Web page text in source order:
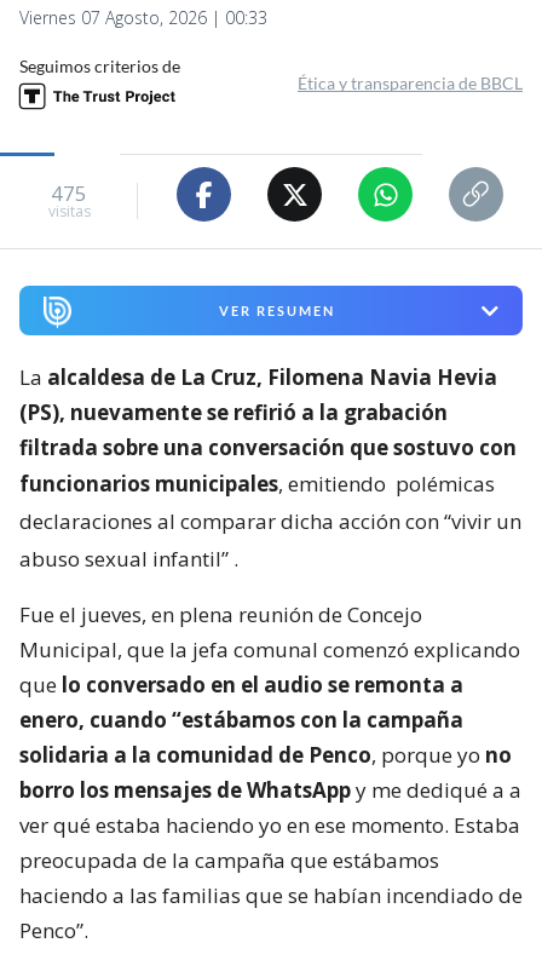
Viernes 07 Agosto, 2026 | 00:33
Seguimos criterios de
Ética y transparencia de BBCL
475
visitas
VER RESUMEN
La alcaldesa de La Cruz, Filomena Navia Hevia
(PS), nuevamente se refirió a la grabación
filtrada sobre una conversación que sostuvo con
funcionarios municipales, emitiendo polémicas
declaraciones al comparar dicha acción con “vivir un
abuso sexual infantil” .
Fue el jueves, en plena reunión de Concejo
Municipal, que la jefa comunal comenzó explicando
que lo conversado en el audio se remonta a
enero, cuando “estábamos con la campaña
solidaria a la comunidad de Penco, porque yo no
borro los mensajes de WhatsAppy me dediqué a a
ver qué estaba haciendo yo en ese momento. Estaba
preocupada de la campaña que estábamos
haciendo a las familias que se habían incendiado de
Penco”.